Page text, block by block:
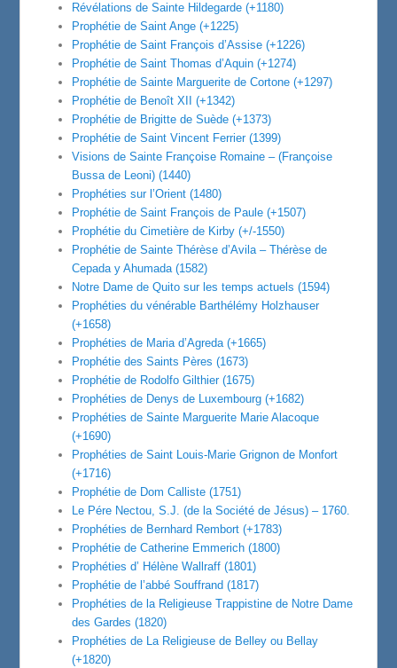
Révélations de Sainte Hildegarde (+1180)
Prophétie de Saint Ange (+1225)
Prophétie de Saint François d’Assise (+1226)
Prophétie de Saint Thomas d’Aquin (+1274)
Prophétie de Sainte Marguerite de Cortone (+1297)
Prophétie de Benoît XII (+1342)
Prophétie de Brigitte de Suède (+1373)
Prophétie de Saint Vincent Ferrier (1399)
Visions de Sainte Françoise Romaine – (Françoise
Bussa de Leoni) (1440)
Prophéties sur l’Orient (1480)
Prophétie de Saint François de Paule (+1507)
Prophétie du Cimetière de Kirby (+/-1550)
Prophétie de Sainte Thérèse d’Avila – Thérèse de
Cepada y Ahumada (1582)
Notre Dame de Quito sur les temps actuels (1594)
Prophéties du vénérable Barthélémy Holzhauser
(+1658)
Prophéties de Maria d’Agreda (+1665)
Prophétie des Saints Pères (1673)
Prophétie de Rodolfo Gilthier (1675)
Prophéties de Denys de Luxembourg (+1682)
Prophéties de Sainte Marguerite Marie Alacoque
(+1690)
Prophéties de Saint Louis-Marie Grignon de Monfort
(+1716)
Prophétie de Dom Calliste (1751)
Le Pére Nectou, S.J. (de la Société de Jésus) – 1760.
Prophéties de Bernhard Rembort (+1783)
Prophétie de Catherine Emmerich (1800)
Prophéties d’ Hélène Wallraff (1801)
Prophétie de l’abbé Souffrand (1817)
Prophéties de la Religieuse Trappistine de Notre Dame
des Gardes (1820)
Prophéties de La Religieuse de Belley ou Bellay
(+1820)